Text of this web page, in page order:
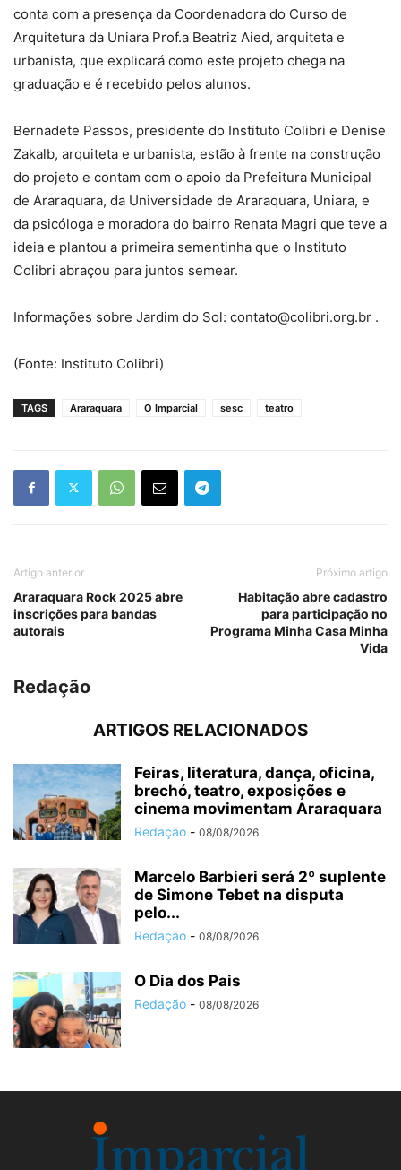
conta com a presença da Coordenadora do Curso de
Arquitetura da Uniara Prof.a Beatriz Aied, arquiteta e
urbanista, que explicará como este projeto chega na
graduação e é recebido pelos alunos.
Bernadete Passos, presidente do Instituto Colibri e Denise
Zakalb, arquiteta e urbanista, estão à frente na construção
do projeto e contam com o apoio da Prefeitura Municipal
de Araraquara, da Universidade de Araraquara, Uniara, e
da psicóloga e moradora do bairro Renata Magri que teve a
ideia e plantou a primeira sementinha que o Instituto
Colibri abraçou para juntos semear.
Informações sobre Jardim do Sol: contato@colibri.org.br .
(Fonte: Instituto Colibri)
TAGS Araraquara O Imparcial sesc teatro
Artigo anterior
Araraquara Rock 2025 abre
inscrições para bandas
autorais
Próximo artigo
Habitação abre cadastro
para participação no
Programa Minha Casa Minha
Vida
Redação
ARTIGOS RELACIONADOS
Feiras, literatura, dança, oficina,
brechó, teatro, exposições e
cinema movimentam Araraquara
Redação - 08/08/2026
Marcelo Barbieri será 2º suplente
de Simone Tebet na disputa
pelo...
Redação - 08/08/2026
O Dia dos Pais
Redação - 08/08/2026